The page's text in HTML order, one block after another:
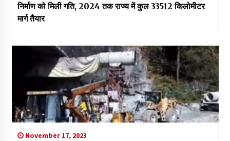
निर्माण को मिली गति, 2024 तक राज्य में कुल 33512 किलोमीटर
मार्ग तैयार
November 17, 2023